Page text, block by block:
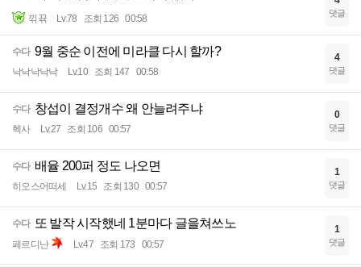
끾뀪 Lv.78 조회 126 00:58 댓글
수다 9월 중순 이전에 미라클 다시 할까?
낙낙낙낙낙 Lv.10 조회 147 00:58
4
댓글
수다 창섭이 결정개수 왜 안늘려주냐
헥사 Lv.27 조회 106 00:57
0
댓글
수다 배율 200퍼 정도 나오면
히오스어떠세 Lv.15 조회 130 00:57
1
댓글
수다 또 발작 시작했네 1분마다 글을쳐쓰노
페르디난 Lv.47 조회 173 00:57
1
댓글